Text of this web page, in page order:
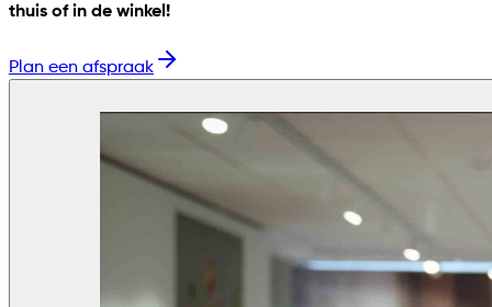
thuis of in de winkel!
Plan een afspraak